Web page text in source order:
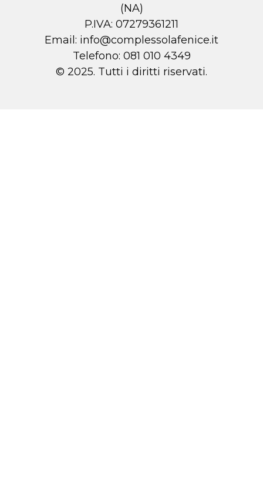
(NA)
P.IVA: 07279361211
Email: info@complessolafenice.it
Telefono: 081 010 4349
© 2025. Tutti i diritti riservati.